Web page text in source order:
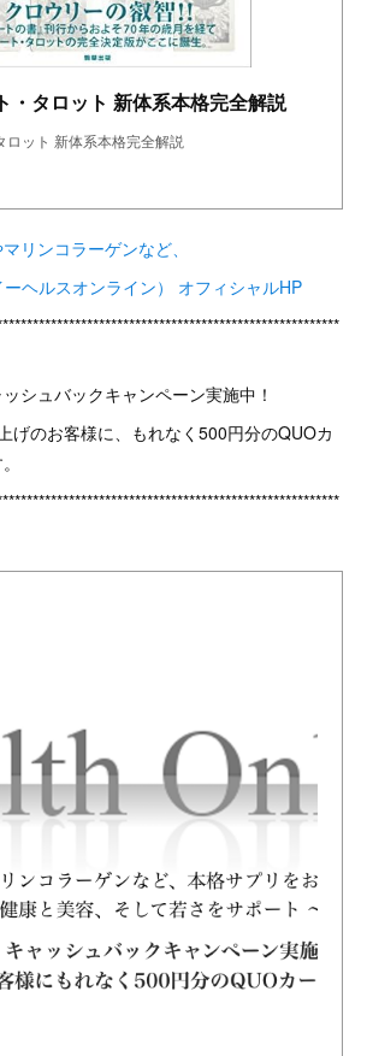
・タロット 新体系本格完全解説
ロット 新体系本格完全解説
リンコラーゲンなど、
ヘルスオンライン） オフィシャルHP
シュバックキャンペーン実施中！
げのお客様に、もれなく500円分のQUOカ